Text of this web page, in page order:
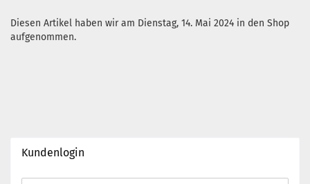
Diesen Artikel haben wir am Dienstag, 14. Mai 2024 in den Shop
aufgenommen.
Kundenlogin